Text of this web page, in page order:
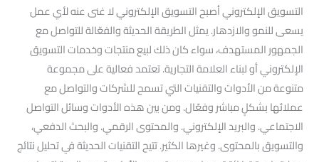
التسويق الإلكتروني أصبح التسويق الإلكتروني لا غنى عنه لأي عمل
يسعى للنمو والازدهار. يمثل الطريقة الحديثة والفعّالة للتواصل مع
الجمهور المستهدف، سواء كان ذلك لبيع منتجات وخدمات التسويق
الإلكتروني أو لبناء العلامة التجارية. تعتمد فعالية على مجموعة
متنوعة من الأدوات والتقنيات التي تسمح للشركات والتواصل مع
عملائها بشكلٍ مباشر وفعّال. ومن بين هذه الأدوات وسائل التواصل
الاجتماعي. والبريد الإلكتروني. والمحتوى الرقمي. والبحث الدفعي،
والتسويق بالمحتوى. وغيرها الكثير. تتيح التقنيات الحديثة في تحليل نتائج